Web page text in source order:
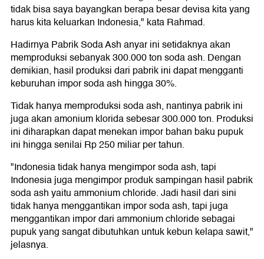
tidak bisa saya bayangkan berapa besar devisa kita yang
harus kita keluarkan Indonesia," kata Rahmad.
Hadirnya Pabrik Soda Ash anyar ini setidaknya akan
memproduksi sebanyak 300.000 ton soda ash. Dengan
demikian, hasil produksi dari pabrik ini dapat mengganti
keburuhan impor soda ash hingga 30%.
Tidak hanya memproduksi soda ash, nantinya pabrik ini
juga akan amonium klorida sebesar 300.000 ton. Produksi
ini diharapkan dapat menekan impor bahan baku pupuk
ini hingga senilai Rp 250 miliar per tahun.
"Indonesia tidak hanya mengimpor soda ash, tapi
Indonesia juga mengimpor produk sampingan hasil pabrik
soda ash yaitu ammonium chloride. Jadi hasil dari sini
tidak hanya menggantikan impor soda ash, tapi juga
menggantikan impor dari ammonium chloride sebagai
pupuk yang sangat dibutuhkan untuk kebun kelapa sawit,"
jelasnya.